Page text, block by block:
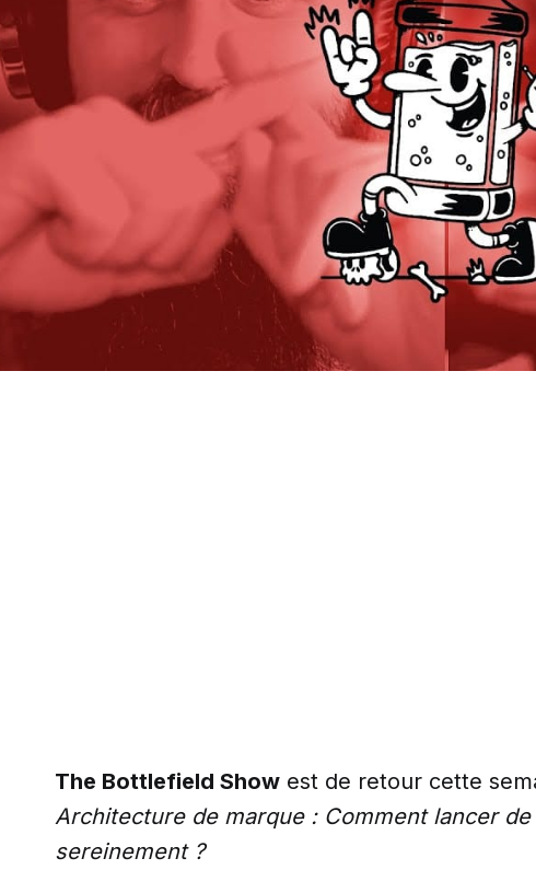
The Bottlefield Show est de retour cette
Architecture de marque : Comment lancer
sereinement ?